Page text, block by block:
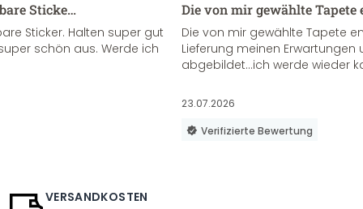
Sticke…
Sticker. Halten super gut
schön aus. Werde ich
Die von mir gewählte
Die von mir gewählte Tapete
Lieferung meinen Erwartungen
abgebildet...ich werde wieder
23.07.2026
Verifizierte Bewertung
VERSANDKOSTEN